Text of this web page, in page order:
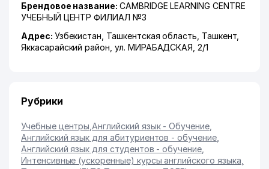
Брендовое название: CAMBRIDGE LEARNING CENTRE
УЧЕБНЫЙ ЦЕНТР ФИЛИАЛ №3
Адрес: Узбекистан, Ташкентская область Ташкент,
Яккасарайский район ул. МИРАБАДСКАЯ , 2/1
Рубрики
Учебные центры Английский язык - Обучение,
Английский язык для абитуриентов - обучение,
Английский язык для студентов - обучение
Интенсивные (ускоренные) курсы английского языка